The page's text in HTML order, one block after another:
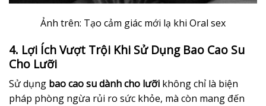
Ảnh trên: Tạo cảm giác mới lạ khi Oral sex
4. Lợi Ích Vượt Trội Khi Sử Dụng Bao Cao Su
Cho Lưỡi
Sử dụng bao cao su dành cho lưỡi không chỉ là biện
pháp phòng ngừa rủi ro sức khỏe, mà còn mang đến